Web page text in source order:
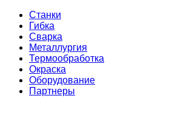
Станки
Гибка
Сварка
Металлургия
Термообработка
Окраска
Оборудование
Партнеры